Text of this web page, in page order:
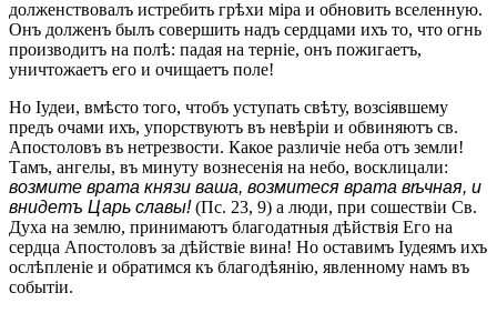
долженствовалъ истребить грѣхи міра и обновить вселенную.
Онъ долженъ былъ совершить надъ сердцами ихъ то, что огнь
производитъ на полѣ: падая на терніе, онъ пожигаетъ,
уничтожаетъ его и очищаетъ поле!
Но Іудеи, вмѣсто того, чтобъ уступать свѣту, возсіявшему
предъ очами ихъ, упорствуютъ въ невѣріи и обвиняютъ св.
Апостоловъ въ нетрезвости. Какое различіе неба отъ земли!
Тамъ, ангелы, въ минуту вознесенія на небо, восклицали:
возмите врата князи ваша, возмитеся врата вѣчная, и
внидетъ Царь славы!(Пс. 23, 9) а люди, при сошествіи Св.
Духа на землю, принимаютъ благодатныя дѣйствія Его на
сердца Апостоловъ за дѣйствіе вина! Но оставимъ Іудеямъ ихъ
ослѣпленіе и обратимся къ благодѣянію, явленному намъ въ
событіи.